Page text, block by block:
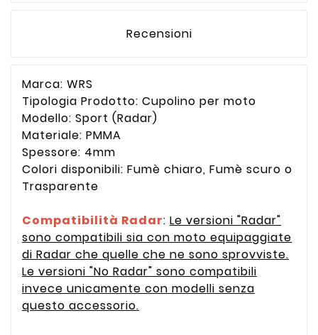
Recensioni
Marca: WRS
Tipologia Prodotto: Cupolino per moto
Modello: Sport (Radar)
Materiale: PMMA
Spessore: 4mm
Colori disponibili: Fumè chiaro, Fumè scuro o
Trasparente
Compatibilità Radar: Le versioni "Radar"
sono compatibili sia con moto equipaggiate
di Radar che quelle che ne sono sprovviste.
Le versioni "No Radar" sono compatibili
invece unicamente con modelli senza
questo accessorio.